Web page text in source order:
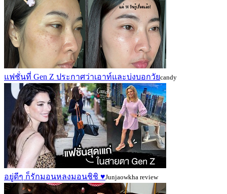
แฟชั่นที่ Gen Z ประกาศว่าเอาท์และบ่งบอกวัยcandy
อยู่ดีๆ ก็รักมอนหลงมอนชิชิ ♥️Junjaowkha review